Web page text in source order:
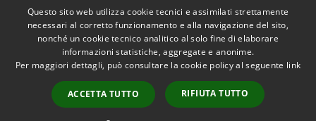
Accessibilità
Copyright © 2026 • Comune di
Cattolica • Powered by
Municipium•
Accesso
redazione
Questo sito web utilizza cookie tecnici e assimilati strettamente
necessari al corretto funzionamento e alla navigazione del sito,
nonché un cookie tecnico analitico al solo fine di elaborare
informazioni statistiche, aggregate e anonime.
Per maggiori dettagli, può consultare la cookie policy al seguente link
ACCETTA TUTTO RIFIUTA TUTTO